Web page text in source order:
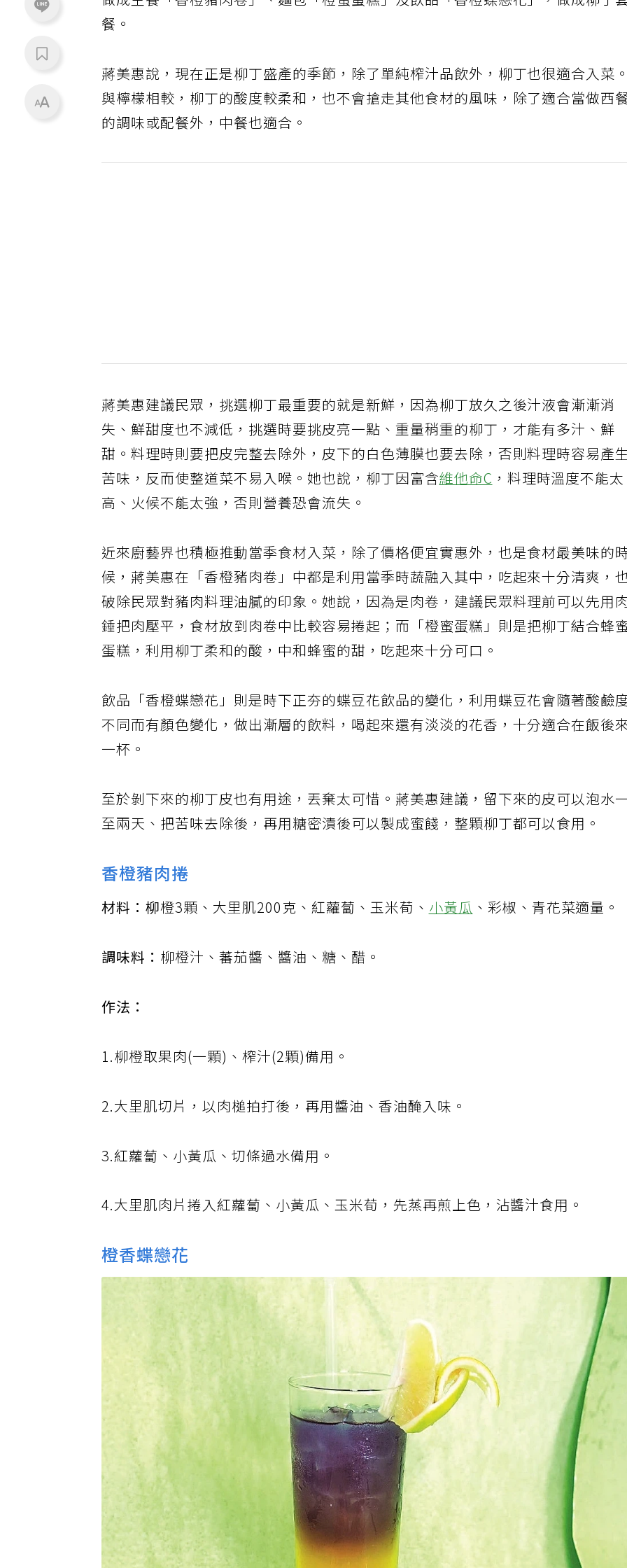
餐。
蔣美惠說，現在正是柳丁盛產的季節，除了單純榨汁品飲外，柳丁也很適合入菜。
與檸檬相較，柳丁的酸度較柔和，也不會搶走其他食材的風味，除了適合當做西
的調味或配餐外，中餐也適合。
蔣美惠建議民眾，挑選柳丁最重要的就是新鮮，因為柳丁放久之後汁液會漸漸消
失、鮮甜度也不減低，挑選時要挑皮亮一點、重量稍重的柳丁，才能有多汁、鮮
甜。料理時則要把皮完整去除外，皮下的白色薄膜也要去除，否則料理時容易產
苦味，反而使整道菜不易入喉。她也說，柳丁因富含維他命C ，料理時溫度不能太
高、火候不能太強，否則營養恐會流失。
近來廚藝界也積極推動當季食材入菜，除了價格便宜實惠外，也是食材最美味的
候，蔣美惠在「香橙豬肉卷」中都是利用當季時蔬融入其中，吃起來十分清爽，
破除民眾對豬肉料理油膩的印象。她說，因為是肉卷，建議民眾料理前可以先用
錘把肉壓平，食材放到肉卷中比較容易捲起；而「橙蜜蛋糕」則是把柳丁結合蜂
蛋糕，利用柳丁柔和的酸，中和蜂蜜的甜，吃起來十分可口。
飲品「香橙蝶戀花」則是時下正夯的蝶豆花飲品的變化，利用蝶豆花會隨著酸鹼
不同而有顏色變化，做出漸層的飲料，喝起來還有淡淡的花香，十分適合在飯後
一杯。
至於剝下來的柳丁皮也有用途，丟棄太可惜。蔣美惠建議，留下來的皮可以泡水一
至兩天、把苦味去除後，再用糖密漬後可以製成蜜餞，整顆柳丁都可以食用。
香橙豬肉捲
材料：柳橙3顆、大里肌200克、紅蘿蔔、玉米荀、小黃瓜 、彩椒、青花菜適量。
調味料： 柳橙汁、蕃茄醬、醬油、糖、醋。
作法：
1.柳橙取果肉(一顆)、榨汁(2顆)備用。
2.大里肌切片，以肉槌拍打後，再用醬油、香油醃入味。
3.紅蘿蔔、小黃瓜、切條過水備用。
4.大里肌肉片捲入紅蘿蔔、小黃瓜、玉米荀，先蒸再煎上色，沾醬汁食用。
橙香蝶戀花